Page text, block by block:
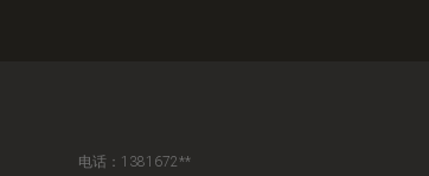
电话：1381672**